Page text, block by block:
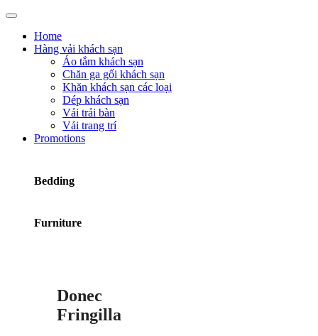
Home
Hàng vải khách sạn
Áo tắm khách sạn
Chăn ga gối khách sạn
Khăn khách sạn các loại
Dép khách sạn
Vải trải bàn
Vải trang trí
Promotions
Bedding
Furniture
Donec
Fringilla